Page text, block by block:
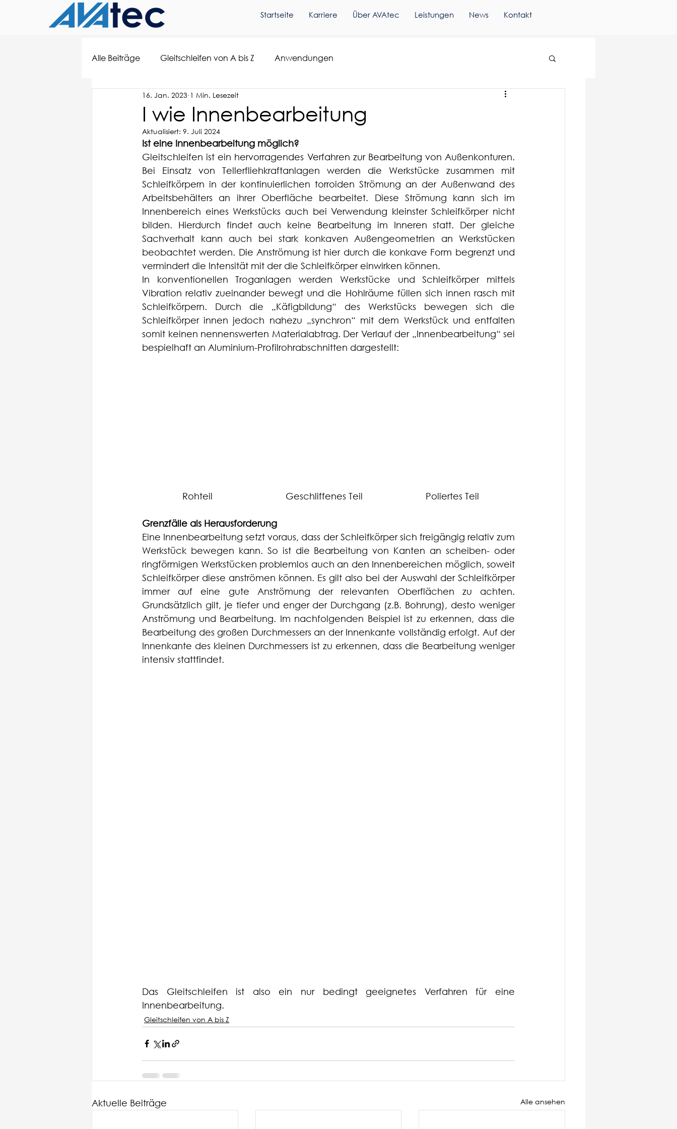
Startseite Karriere Über AVAtec Leistungen News Kontakt
Alle Beiträge Gleitschleifen von A bis Z Anwendungen
I wie Innenbearbeitung
16. Jan. 2023 1 Min. Lesezeit
Aktualisiert: 9. Juli 2024
Ist eine Innenbearbeitung möglich?
Gleitschleifen ist ein hervorragendes Verfahren zur Bearbeitung von Außenkonturen.
Bei Einsatz von Tellerfliehkraftanlagen werden die Werkstücke zusammen mit
Schleifkörpern in der kontinuierlichen torroiden Strömung an der Außenwand des
Arbeitsbehälters an ihrer Oberfläche bearbeitet. Diese Strömung kann sich im
Innenbereich eines Werkstücks auch bei Verwendung kleinster Schleifkörper nicht
bilden. Hierdurch findet auch keine Bearbeitung im Inneren statt. Der gleiche
Sachverhalt kann auch bei stark konkaven Außengeometrien an Werkstücken
beobachtet werden. Die Anströmung ist hier durch die konkave Form begrenzt und
vermindert die Intensität mit der die Schleifkörper einwirken können.
In konventionellen Troganlagen werden Werkstücke und Schleifkörper mittels
Vibration relativ zueinander bewegt und die Hohlräume füllen sich innen rasch mit
Schleifkörpern. Durch die „Käfigbildung“ des Werkstücks bewegen sich die
Schleifkörper innen jedoch nahezu „synchron“ mit dem Werkstück und entfalten
somit keinen nennenswerten Materialabtrag. Der Verlauf der „Innenbearbeitung“ sei
bespielhaft an Aluminium-Profilrohrabschnitten dargestellt:
                Rohteil                             Geschliffenes Teil                         Poliertes Teil
Grenzfälle als Herausforderung
Eine Innenbearbeitung setzt voraus, dass der Schleifkörper sich freigängig relativ zum
Werkstück bewegen kann. So ist die Bearbeitung von Kanten an scheiben- oder
ringförmigen Werkstücken problemlos auch an den Innenbereichen möglich, soweit
Schleifkörper diese anströmen können. Es gilt also bei der Auswahl der Schleifkörper
immer auf eine gute Anströmung der relevanten Oberflächen zu achten.
Grundsätzlich gilt, je tiefer und enger der Durchgang (z.B. Bohrung), desto weniger
Anströmung und Bearbeitung. Im nachfolgenden Beispiel ist zu erkennen, dass die
Bearbeitung des großen Durchmessers an der Innenkante vollständig erfolgt. Auf der
Innenkante des kleinen Durchmessers ist zu erkennen, dass die Bearbeitung weniger
intensiv stattfindet.
Das Gleitschleifen ist also ein nur bedingt geeignetes Verfahren für eine
Innenbearbeitung.
Gleitschleifen von A bis Z
Aktuelle Beiträge Alle ansehen